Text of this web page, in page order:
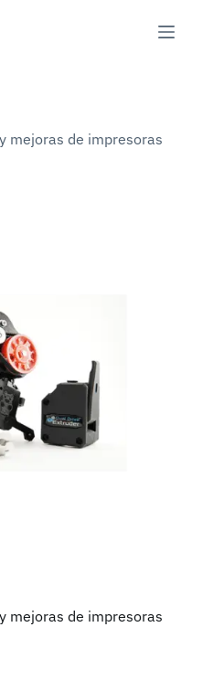
mejoras de impresoras
mejoras de impresoras